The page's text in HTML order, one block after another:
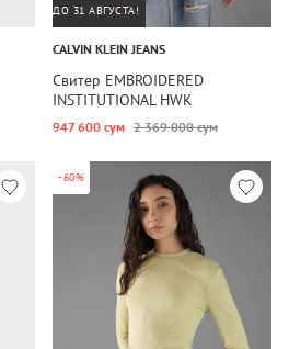
ДО 31 АВГУСТА!
CALVIN KLEIN JEANS
Свитер EMBROIDERED
INSTITUTIONAL HWK
947 600 сум 2 369 000 сум
-60%